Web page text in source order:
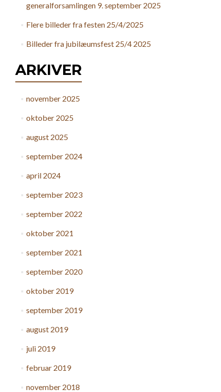
generalforsamlingen 9. september 2025
Flere billeder fra festen 25/4/2025
Billeder fra jubilæumsfest 25/4 2025
ARKIVER
november 2025
oktober 2025
august 2025
september 2024
april 2024
september 2023
september 2022
oktober 2021
september 2021
september 2020
oktober 2019
september 2019
august 2019
juli 2019
februar 2019
november 2018